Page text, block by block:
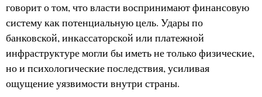
говорит о том, что власти воспринимают финансовую
систему как потенциальную цель. Удары по
банковской, инкассаторской или платежной
инфраструктуре могли бы иметь не только физические,
но и психологические последствия, усиливая
ощущение уязвимости внутри страны.